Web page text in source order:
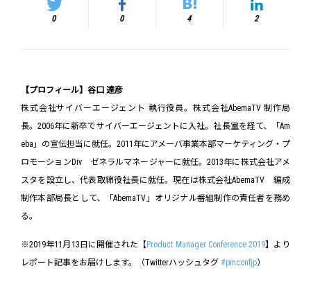
0 0 4 2
【プロフィール】谷口 達彦
株式会社サイバーエージェント 執行役員。株式会社AbemaTV 制作局
長。2006年に新卒でサイバーエージェントに入社。社長室を経て、「Am
eba」の宣伝担当に就任。2011年にアメーバ事業本部マーケティング・プ
ロモーションDiv ゼネラルマネージャーに就任。2013年に株式会社アメ
スタを設立し、代表取締役社長に就任。現在は株式会社AbemaTV 編成
制作本部局長として、「AbemaTV」オリジナル番組制作の責任者を務め
る。
※2019年11月13日に開催された【 Product Manager Conference 2019】より
レポート記事をお届けします。（Twitterハッシュタグ #pmconfjp）